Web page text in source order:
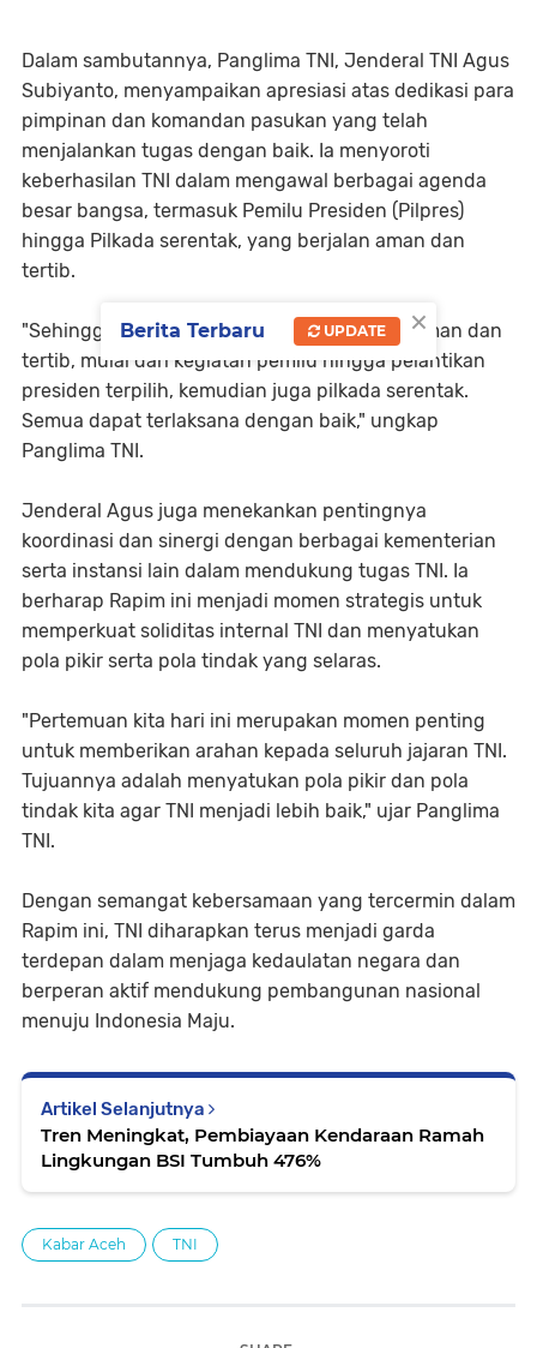
Dalam sambutannya, Panglima TNI, Jenderal TNI Agus
Subiyanto, menyampaikan apresiasi atas dedikasi para
pimpinan dan komandan pasukan yang telah
menjalankan tugas dengan baik. Ia menyoroti
keberhasilan TNI dalam mengawal berbagai agenda
besar bangsa, termasuk Pemilu Presiden (Pilpres)
hingga Pilkada serentak, yang berjalan aman dan
tertib.
"Sehingga bangsa ini bisa berjalan dengan aman dan
tertib, mulai dari kegiatan pemilu hingga pelantikan
presiden terpilih, kemudian juga pilkada serentak.
Semua dapat terlaksana dengan baik," ungkap
Panglima TNI.
Jenderal Agus juga menekankan pentingnya
koordinasi dan sinergi dengan berbagai kementerian
serta instansi lain dalam mendukung tugas TNI. Ia
berharap Rapim ini menjadi momen strategis untuk
memperkuat soliditas internal TNI dan menyatukan
pola pikir serta pola tindak yang selaras.
"Pertemuan kita hari ini merupakan momen penting
untuk memberikan arahan kepada seluruh jajaran TNI.
Tujuannya adalah menyatukan pola pikir dan pola
tindak kita agar TNI menjadi lebih baik," ujar Panglima
TNI.
Dengan semangat kebersamaan yang tercermin dalam
Rapim ini, TNI diharapkan terus menjadi garda
terdepan dalam menjaga kedaulatan negara dan
berperan aktif mendukung pembangunan nasional
menuju Indonesia Maju.
Artikel Selanjutnya
Tren Meningkat, Pembiayaan Kendaraan Ramah
Lingkungan BSI Tumbuh 476%
Kabar Aceh TNI
×
Berita Terbaru UPDATE